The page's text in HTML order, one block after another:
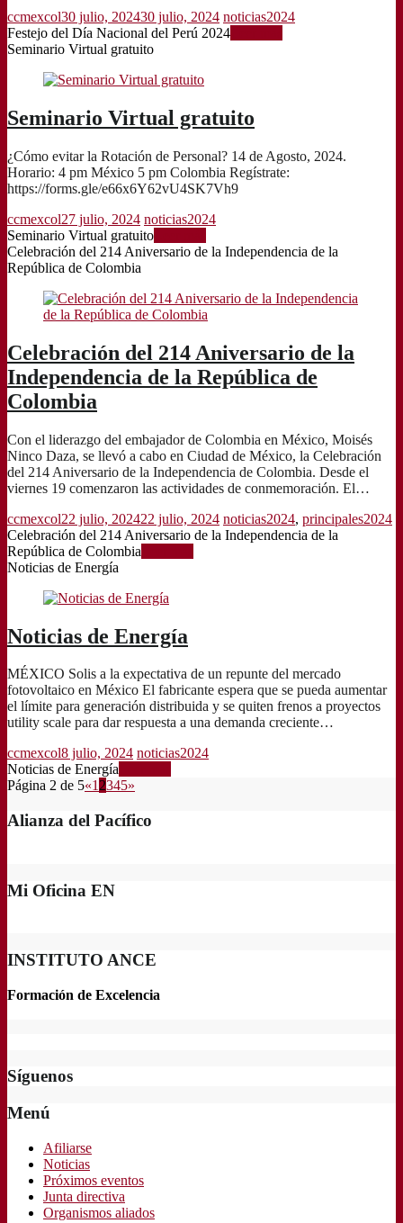
ccmexcol30 julio, 202430 julio, 2024 noticias2024
Festejo del Día Nacional del Perú 2024
Seminario Virtual gratuito
Seminario Virtual gratuito
¿Cómo evitar la Rotación de Personal? 14 de Agosto, 2024.
Horario: 4 pm México 5 pm Colombia Regístrate:
https://forms.gle/e66x6Y62vU4SK7Vh9
ccmexcol27 julio, 2024 noticias2024
Seminario Virtual gratuito
Celebración del 214 Aniversario de la Independencia de la
República de Colombia
Celebración del 214 Aniversario de la
Independencia de la República de
Colombia
Con el liderazgo del embajador de Colombia en México, Moisés
Ninco Daza, se llevó a cabo en Ciudad de México, la Celebración
del 214 Aniversario de la Independencia de Colombia. Desde el
viernes 19 comenzaron las actividades de conmemoración. El…
ccmexcol22 julio, 202422 julio, 2024 noticias2024, principales2024
Celebración del 214 Aniversario de la Independencia de la
República de Colombia
Noticias de Energía
Noticias de Energía
MÉXICO Solis a la expectativa de un repunte del mercado
fotovoltaico en México El fabricante espera que se pueda aumentar
el límite para generación distribuida y se quiten frenos a proyectos
utility scale para dar respuesta a una demanda creciente…
ccmexcol8 julio, 2024 noticias2024
Noticias de Energía
Página 2 de 5«12345»
Alianza del Pacífico
Mi Oficina EN
INSTITUTO ANCE
Formación de Excelencia
Síguenos
Menú
Afiliarse
Noticias
Próximos eventos
Junta directiva
Organismos aliados